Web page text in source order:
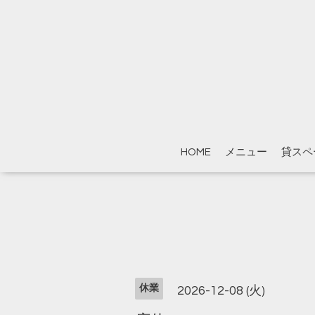
HOME メニュー 貸スペ
休業 2026-12-08 (火)